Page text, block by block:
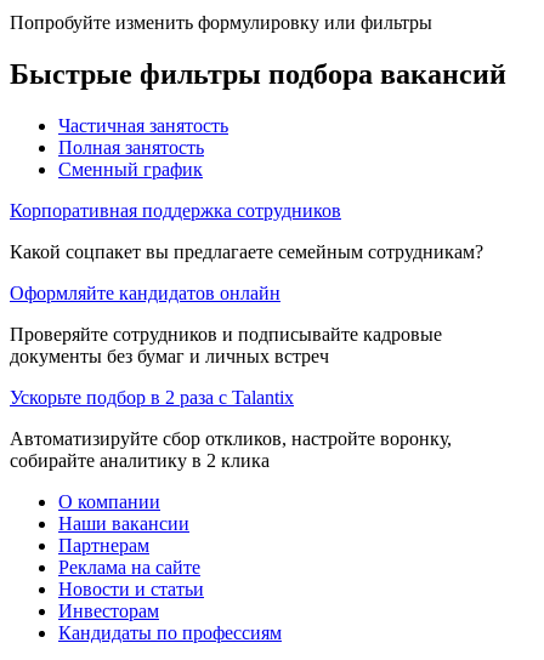
Попробуйте изменить формулировку или фильтры
Быстрые фильтры подбора вакансий
Частичная занятость
Полная занятость
Сменный график
Корпоративная поддержка сотрудников
Какой соцпакет вы предлагаете семейным сотрудникам?
Оформляйте кандидатов онлайн
Проверяйте сотрудников и подписывайте кадровые
документы без бумаг и личных встреч
Ускорьте подбор в 2 раза с Talantix
Автоматизируйте сбор откликов, настройте воронку,
собирайте аналитику в 2 клика
О компании
Наши вакансии
Партнерам
Реклама на сайте
Новости и статьи
Инвесторам
Кандидаты по профессиям